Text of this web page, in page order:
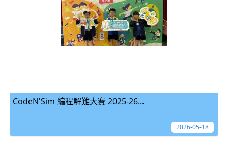
CodeN'Sim 編程解難大賽 2025-26...
2026-05-18